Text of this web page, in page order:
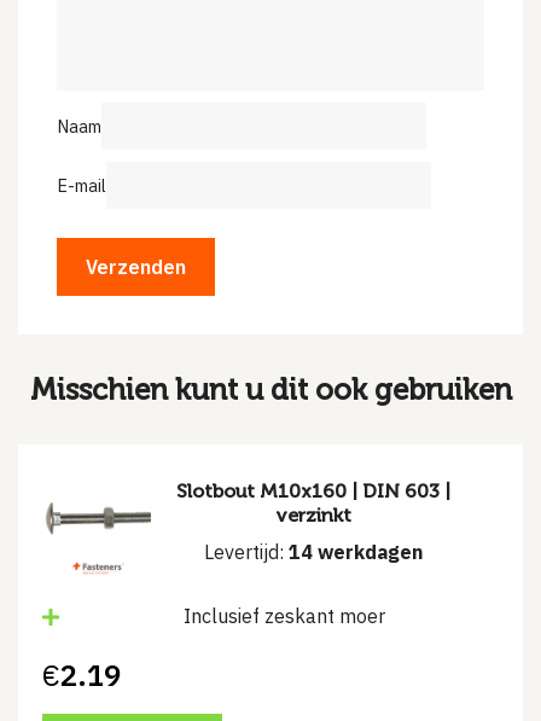
Naam
E-mail
Misschien kunt u dit ook gebruiken
Slotbout M10x160 | DIN 603 |
verzinkt
Levertijd: 14 werkdagen
Inclusief zeskant moer
€2.19